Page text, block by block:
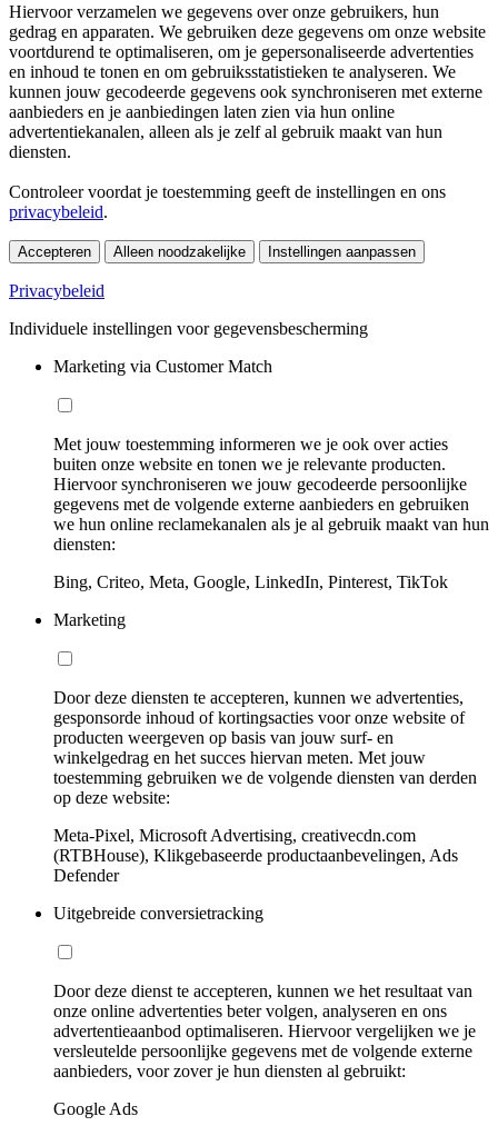
Hiervoor verzamelen we gegevens over onze gebruikers, hun
gedrag en apparaten. We gebruiken deze gegevens om onze website
voortdurend te optimaliseren, om je gepersonaliseerde advertenties
en inhoud te tonen en om gebruiksstatistieken te analyseren. We
kunnen jouw gecodeerde gegevens ook synchroniseren met externe
aanbieders en je aanbiedingen laten zien via hun online
advertentiekanalen, alleen als je zelf al gebruik maakt van hun
diensten.
Controleer voordat je toestemming geeft de instellingen en ons
privacybeleid.
Accepteren Alleen noodzakelijke Instellingen aanpassen
Privacybeleid
Individuele instellingen voor gegevensbescherming
Marketing via Customer Match
Met jouw toestemming informeren we je ook over acties
buiten onze website en tonen we je relevante producten.
Hiervoor synchroniseren we jouw gecodeerde persoonlijke
gegevens met de volgende externe aanbieders en gebruiken
we hun online reclamekanalen als je al gebruik maakt van hun
diensten:
Bing, Criteo, Meta, Google, LinkedIn, Pinterest, TikTok
Marketing
Door deze diensten te accepteren, kunnen we advertenties,
gesponsorde inhoud of kortingsacties voor onze website of
producten weergeven op basis van jouw surf- en
winkelgedrag en het succes hiervan meten. Met jouw
toestemming gebruiken we de volgende diensten van derden
op deze website:
Meta-Pixel, Microsoft Advertising, creativecdn.com
(RTBHouse), Klikgebaseerde productaanbevelingen, Ads
Defender
Uitgebreide conversietracking
Door deze dienst te accepteren, kunnen we het resultaat van
onze online advertenties beter volgen, analyseren en ons
advertentieaanbod optimaliseren. Hiervoor vergelijken we je
versleutelde persoonlijke gegevens met de volgende externe
aanbieders, voor zover je hun diensten al gebruikt:
Google Ads